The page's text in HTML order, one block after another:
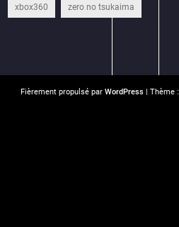
xbox360 zero no tsukaima
Fièrement propulsé par WordPress| Thème :